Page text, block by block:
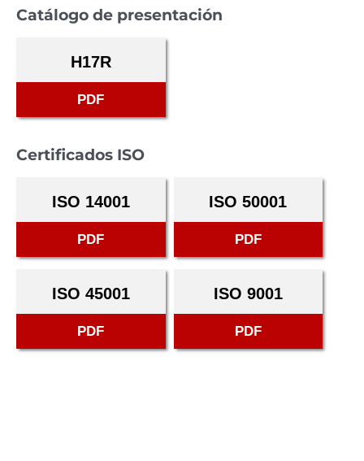
Catálogo de presentación
H17R
PDF
Certificados ISO
ISO 14001
PDF
ISO 50001
PDF
ISO 45001
PDF
ISO 9001
PDF